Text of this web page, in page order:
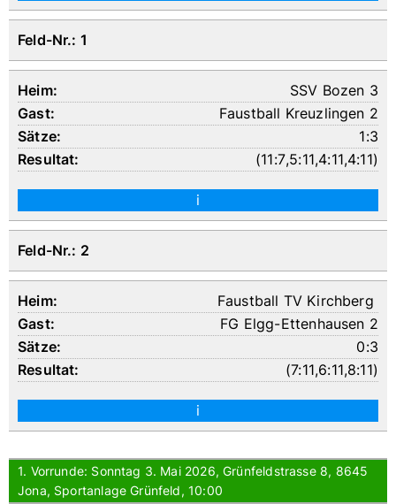
Feld-Nr.: 1
SSV Bozen 3
Faustball Kreuzlingen 2
1:3
(11:7,5:11,4:11,4:11)
i
Feld-Nr.: 2
Faustball TV Kirchberg
FG Elgg-Ettenhausen 2
0:3
(7:11,6:11,8:11)
i
1. Vorrunde: Sonntag 3. Mai 2026, Grünfeldstrasse 8, 8645
Jona, Sportanlage Grünfeld, 10:00